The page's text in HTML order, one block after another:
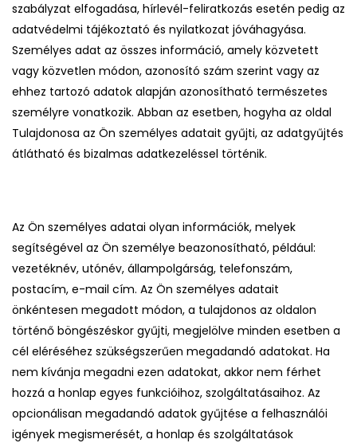
szabályzat elfogadása, hírlevél-feliratkozás esetén pedig az
adatvédelmi tájékoztató és nyilatkozat jóváhagyása.
Személyes adat az összes információ, amely közvetett
vagy közvetlen módon, azonosító szám szerint vagy az
ehhez tartozó adatok alapján azonosítható természetes
személyre vonatkozik. Abban az esetben, hogyha az oldal
Tulajdonosa az Ön személyes adatait gyűjti, az adatgyűjtés
átlátható és bizalmas adatkezeléssel történik.
Az Ön személyes adatai olyan információk, melyek
segítségével az Ön személye beazonosítható, például:
vezetéknév, utónév, állampolgárság, telefonszám,
postacím, e-mail cím. Az Ön személyes adatait
önkéntesen megadott módon, a tulajdonos az oldalon
történő böngészéskor gyűjti, megjelölve minden esetben a
cél eléréséhez szükségszerűen megadandó adatokat. Ha
nem kívánja megadni ezen adatokat, akkor nem férhet
hozzá a honlap egyes funkcióihoz, szolgáltatásaihoz. Az
opcionálisan megadandó adatok gyűjtése a felhasználói
igények megismerését, a honlap és szolgáltatások